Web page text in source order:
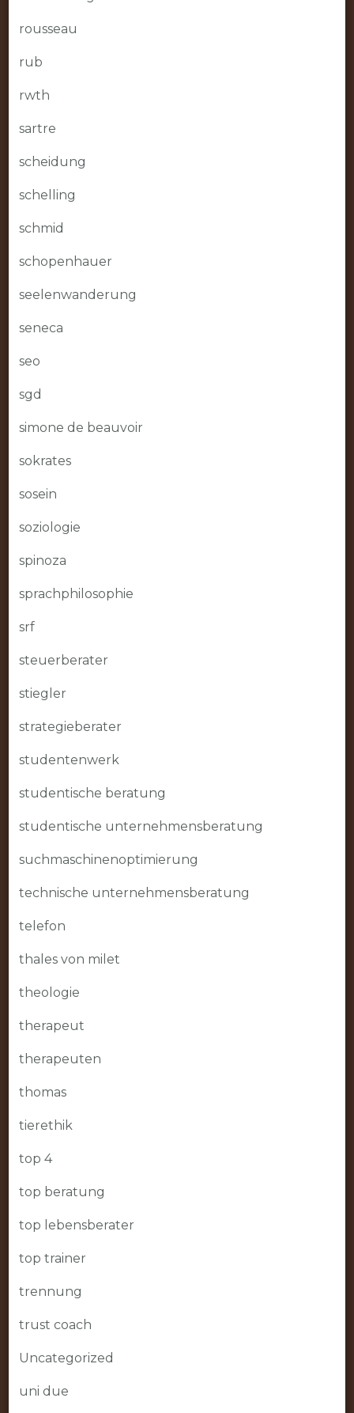
rousseau
rub
rwth
sartre
scheidung
schelling
schmid
schopenhauer
seelenwanderung
seneca
seo
sgd
simone de beauvoir
sokrates
sosein
soziologie
spinoza
sprachphilosophie
srf
steuerberater
stiegler
strategieberater
studentenwerk
studentische beratung
studentische unternehmensberatung
suchmaschinenoptimierung
technische unternehmensberatung
telefon
thales von milet
theologie
therapeut
therapeuten
thomas
tierethik
top 4
top beratung
top lebensberater
top trainer
trennung
trust coach
Uncategorized
uni due